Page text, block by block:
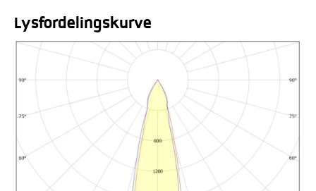
Lysfordelingskurve